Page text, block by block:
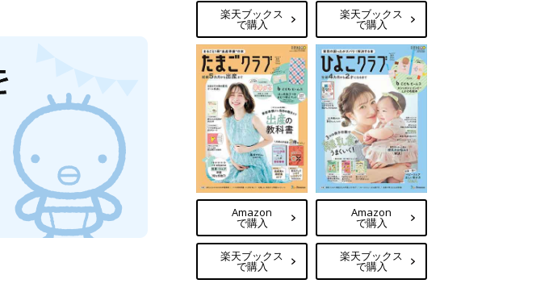
楽天ブックス
で購入
楽天ブックス
で購入
Amazon
で購入
楽天ブックス
で購入
Amazon
で購入
楽天ブックス
で購入